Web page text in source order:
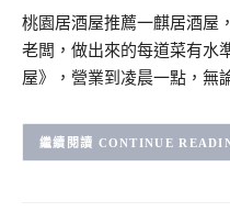
桃園居酒屋推薦一麒居酒屋
老闆，做出來的每道菜有水
屋》，營業到凌晨一點，無
CONTINUE